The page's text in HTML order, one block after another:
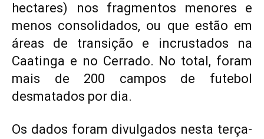
hectares) nos fragmentos menores e
menos consolidados, ou que estão em
áreas de transição e incrustados na
Caatinga e no Cerrado. No total, foram
mais de 200 campos de futebol
desmatados por dia.
Os dados foram divulgados nesta terça-